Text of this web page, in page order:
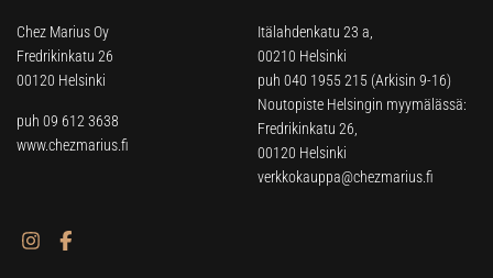
Chez Marius Oy
Fredrikinkatu 26
00120 Helsinki
puh 09 612 3638
www.chezmarius.fi
Itälahdenkatu 23 a,
00210 Helsinki
puh 040 1955 215 (Arkisin 9-16)
Noutopiste Helsingin myymälässä:
Fredrikinkatu 26,
00120 Helsinki
verkkokauppa@chezmarius.fi